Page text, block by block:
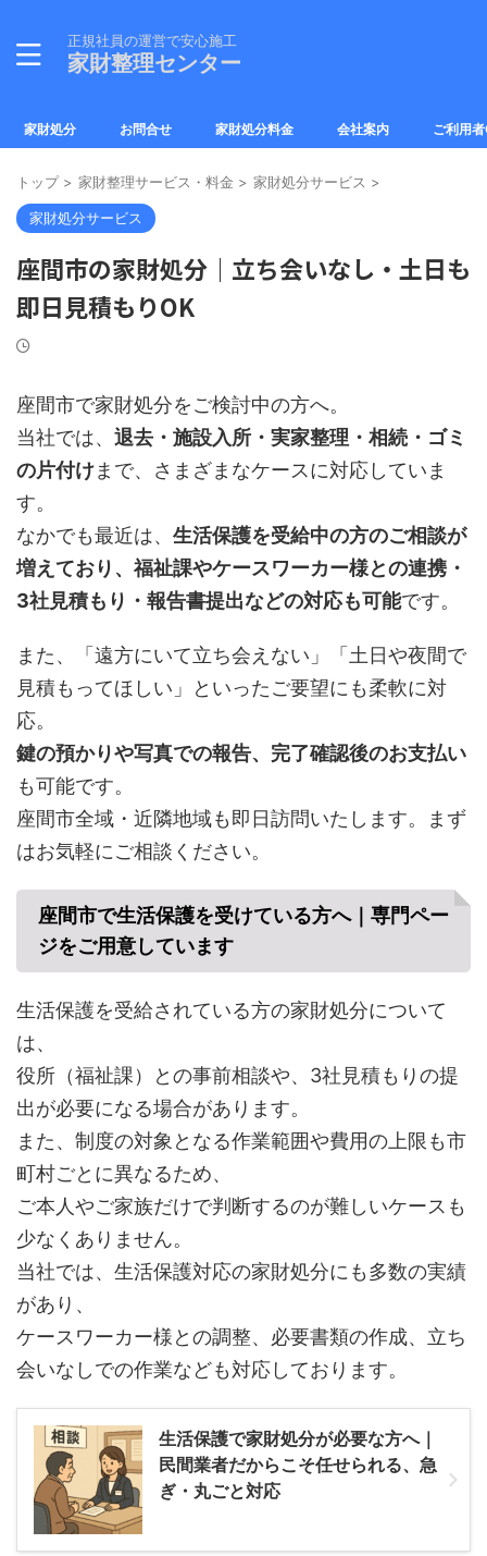
正規社員の運営で安心施工
家財整理センター
家財処分 お問合せ 家財処分料金 会社案内 ご利用
トップ > 家財整理サービス・料金 > 家財処分サービス >
家財処分サービス
座間市の家財処分｜立ち会いなし・土日も
即日見積もりOK
座間市で家財処分をご検討中の方へ。
当社では、 退去・施設入所・実家整理・相続・ゴミ
の片付けまで、さまざまなケースに対応していま
す。
なかでも最近は、 生活保護を受給中の方のご相談が
増えており、福祉課やケースワーカー様との連携・
3社見積もり・報告書提出などの対応も可能です。
また、「遠方にいて立ち会えない」「土日や夜間で
見積もってほしい」といったご要望にも柔軟に対
応。
鍵の預かりや写真での報告、完了確認後のお支払い
も可能です。
座間市全域・近隣地域も即日訪問いたします。まず
はお気軽にご相談ください。
座間市で生活保護を受けている方へ｜専門ペー
ジをご用意しています
生活保護を受給されている方の家財処分について
は、
役所（福祉課）との事前相談や、3社見積もりの提
出が必要になる場合があります。
また、制度の対象となる作業範囲や費用の上限も市
町村ごとに異なるため、
ご本人やご家族だけで判断するのが難しいケースも
少なくありません。
当社では、生活保護対応の家財処分にも多数の実績
があり、
ケースワーカー様との調整、必要書類の作成、立ち
会いなしでの作業なども対応しております。
生活保護で家財処分が必要な方へ｜
民間業者だからこそ任せられる、急
ぎ・丸ごと対応